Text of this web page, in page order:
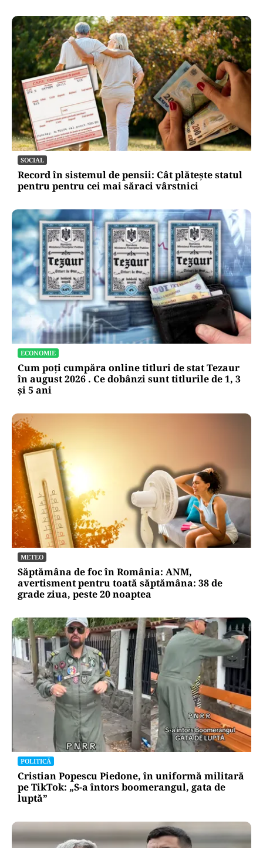
SOCIAL
Record în sistemul de pensii: Cât plătește statul
pentru pentru cei mai săraci vârstnici
ECONOMIE
Cum poți cumpăra online titluri de stat Tezaur
în august 2026 . Ce dobânzi sunt titlurile de 1, 3
și 5 ani
METEO
Săptămâna de foc în România: ANM,
avertisment pentru toată săptămâna: 38 de
grade ziua, peste 20 noaptea
POLITICĂ
Cristian Popescu Piedone, în uniformă militară
pe TikTok: „S-a întors boomerangul, gata de
luptă”